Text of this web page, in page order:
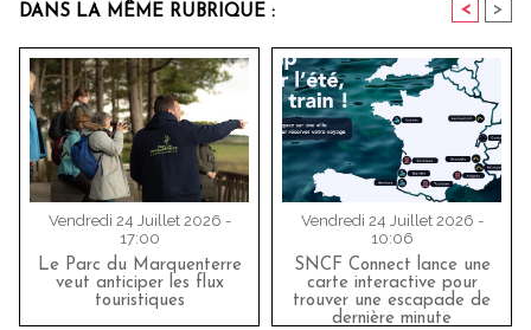
DANS LA MÊME RUBRIQUE : < >
Vendredi 24 Juillet 2026 -
17:00
Le Parc du Marquenterre
veut anticiper les flux
touristiques
Vendredi 24 Juillet 2026 -
10:06
SNCF Connect lance une
carte interactive pour
trouver une escapade de
dernière minute